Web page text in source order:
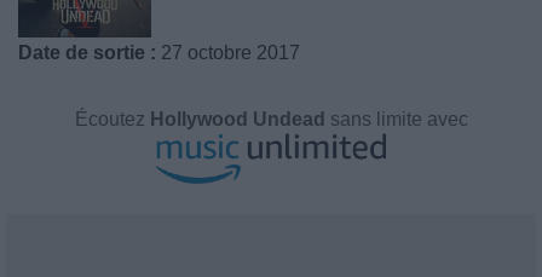
Date de sortie : 27 octobre 2017
Écoutez Hollywood Undead sans limite avec